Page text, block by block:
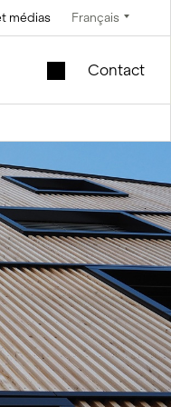
médias Français
silos et
spéciales
de levage
dans le
en bois
bâtiment
à vendre
en bois
– Bureau
Contact